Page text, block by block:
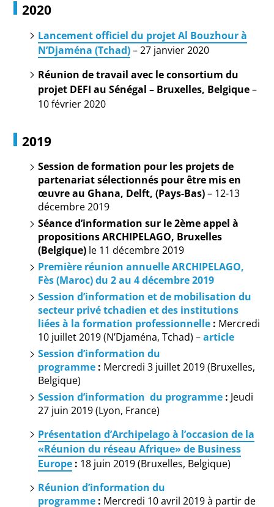
2020
Lancement officiel du projet Al Bouzhour à
N’Djaména (Tchad) – 27 janvier 2020
Réunion de travail avec le consortium du
projet DEFI au Sénégal – Bruxelles, Belgique–
10 février 2020
2019
Session de formation pour les projets de
partenariat sélectionnés pour être mis en
œuvre au Ghana, Delft, (Pays-Bas) – 12-13
décembre 2019
Séance d’information sur le 2ème appel à
propositions ARCHIPELAGO, Bruxelles
(Belgique) le 11 décembre 2019
Première réunion annuelle ARCHIPELAGO,
Fès (Maroc) du 2 au 4 décembre 2019
Session d’information et de mobilisation du
secteur privé tchadienet des institutions
liées à la formation professionnelle : Mercredi
10 juillet 2019 (N’Djaména, Tchad) – article
Session d’information du
programme : Mercredi 3 juillet 2019 (Bruxelles,
Belgique)
Session d’information du programme : Jeudi
27 juin 2019 (Lyon, France)
Présentation d’Archipelago à l’occasion de la
«Réunion du réseau Afrique» de Business
Europe : 18 juin 2019 (Bruxelles, Belgique)
Réunion d’information du
programme : Mercredi 10 avril 2019 à partir de